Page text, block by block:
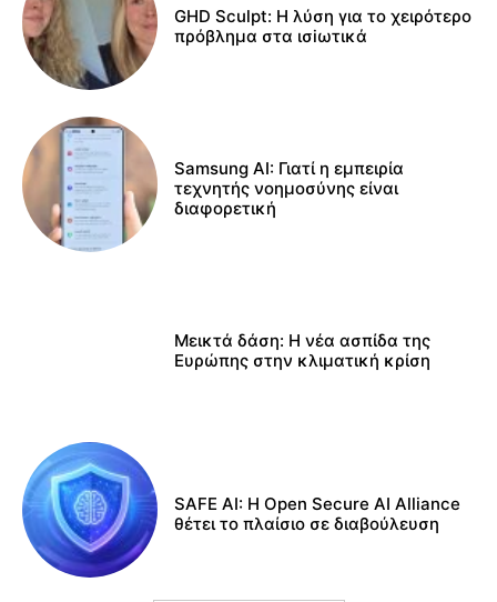
GHD Sculpt: Η λύση για το χειρότερο
πρόβλημα στα ισiωτικά
Samsung AI: Γιατί η εμπειρία
τεχνητής νοημοσύνης είναι
διαφορετική
Μεικτά δάση: Η νέα ασπίδα της
Ευρώπης στην κλιματική κρίση
SAFE AI: Η Open Secure AI Alliance
θέτει το πλαίσιο σε διαβούλευση